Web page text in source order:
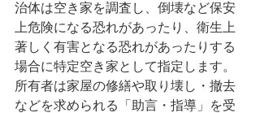
治体は空き家を調査し、倒壊など保安
上危険になる恐れがあったり、衛生上
著しく有害となる恐れがあったりする
場合に特定空き家として指定します。
所有者は家屋の修繕や取り壊し・撤去
などを求められる「助言・指導」を受